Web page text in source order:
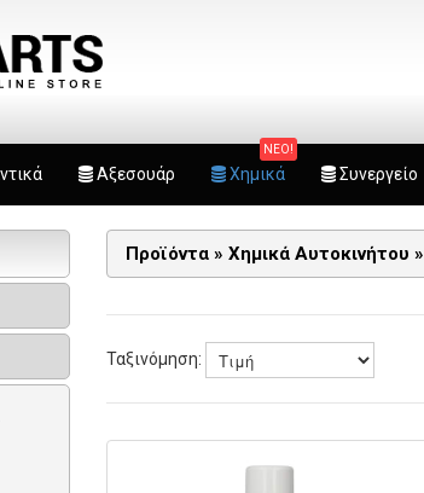
Αξεσουάρ
ΝΕΟ!
Χημικά Συνεργείο
Προϊόντα » Χημικά Αυτοκινήτου »
Ταξινόμηση: